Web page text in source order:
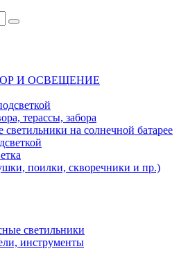
И ОСВЕЩЕНИЕ
терассы, забора
на солнечной батарее
поилки, скворечники и пр.)
светильники
инструменты